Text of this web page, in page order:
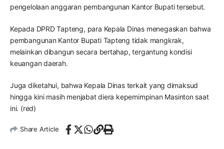
pengelolaan anggaran pembangunan Kantor Bupati tersebut.
Kepada DPRD Tapteng, para Kepala Dinas menegaskan bahwa
pembangunan Kantor Bupati Tapteng tidak mangkrak,
melainkan dibangun secara bertahap, tergantung kondisi
keuangan daerah.
Juga diketahui, bahwa Kepala Dinas terkait yang dimaksud
hingga kini masih menjabat diera kepemimpinan Masinton saat
ini. (red)
Share Article